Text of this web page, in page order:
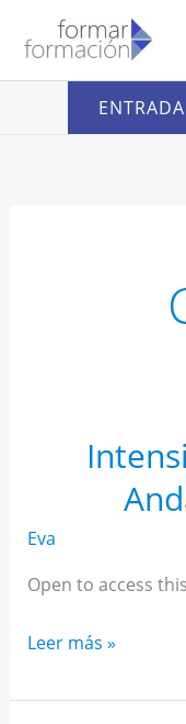
contenido
Eva
Open to access
Intensivo
AR
Leer más »